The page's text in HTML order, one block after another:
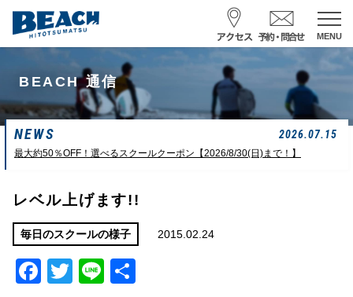
MENU
スクール予約・お問合せ
レンタル予約
サーフ ナミイーヨ
0475-32-7314
一松海岸波情報
サイズ
頭
状態
BEACH 通信
NEWS 2026.07.15
最大約50％OFF！選べるスクールクーポン【2026/8/30(日)まで！】
レベル上げます!!
毎日のスクールの様子 2015.02.24
Facebook
Twitter
Line